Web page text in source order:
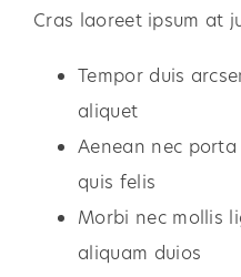
Cras laoreet ipsum at
Tempor duis
aliquet
Aenean nec
quis felis
Morbi nec mollis
aliquam duios